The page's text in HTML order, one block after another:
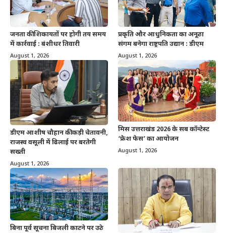
जनता की शिकायतों पर होगी तय समय
में कार्रवाई : बंशीधर तिवारी
August 1, 2026
प्रकृति और आधुनिकता का अनूठा
संगम बनेगा राष्ट्रपति उद्यान : डीएम
August 1, 2026
डीएम आशीष चौहान की कड़ी चेतावनी,
राजस्व वसूली में ढिलाई पर बरतेगी
सख्ती
August 1, 2026
मिस उत्तराखंड 2026 के सब कॉन्टेस्ट
‘फ्रेश फेस’ का आयोजन
August 1, 2026
बिना पूर्व सूचना बिजली काटने पर उठे